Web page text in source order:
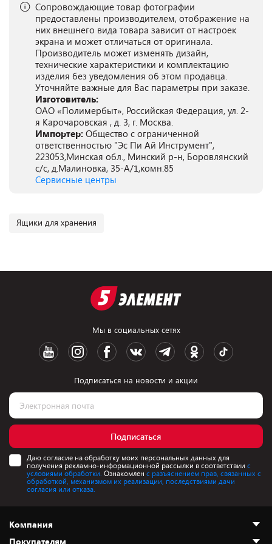
Сопровождающие товар фотографии
предоставлены производителем, отображение на
них внешнего вида товара зависит от настроек
экрана и может отличаться от оригинала.
Производитель может изменять дизайн,
технические характеристики и комплектацию
изделия без уведомления об этом продавца.
Уточняйте важные для Вас параметры при заказе.
Изготовитель:
ОАО «Полимербыт», Российская Федерация, ул. 2-
я Карочаровская , д. 3, г. Москва.
Импортер: Общество с ограниченной
ответственностью "Эс Пи Ай Инструмент",
223053,Минская обл., Минский р-н, Боровлянский
с/с, д.Малиновка, 35-А/1,комн.85
Сервисные центры
Ящики для хранения
Мы в социальных сетях
Подписаться на новости и акции
Подписаться
Даю согласие на обработку моих персональных данных для
получения рекламно-информационной рассылки в соответствии с
условиями обработки. Ознакомлен с разъяснением прав, связанных с
обработкой, механизмом их реализации, последствиями дачи
согласия или отказа.
Компания
Покупателям